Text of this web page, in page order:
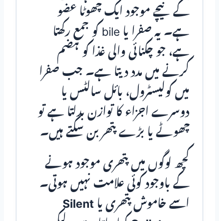
کے نیچے موجود ایک چھوٹا عضو
ہے۔ یہ صفرا یا bile کو جمع رکھتا
ہے، جو چکنائی والی غذا کو ہضم
کرنے میں مدد دیتا ہے۔ جب صفرا
میں کولیسٹرول، بائل سالٹس یا
دوسرے اجزاء کا توازن بدلتا ہے تو
چھوٹے یا بڑے پتھر بن سکتے ہیں۔
کچھ لوگوں میں پتھری موجود ہونے
کے باوجود کوئی علامت نہیں ہوتی۔
اسے خاموش پتھری یاSilent